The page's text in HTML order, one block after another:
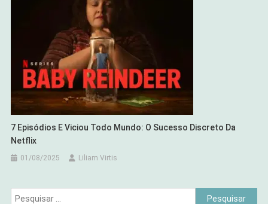
7 Episódios E Viciou Todo Mundo: O Sucesso Discreto Da
Netflix
01/08/2025 Liliam Virtis
Pesquisar